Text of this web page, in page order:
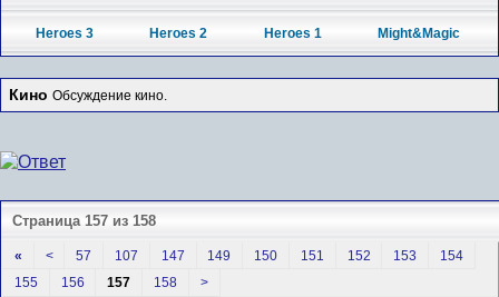
Heroes 3 Heroes 2 Heroes 1 Might&Magic
Кино Обсуждение кино.
Страница 157 из 158
« < 57 107 147 149 150 151 152 153
154
155
156 157 158 >